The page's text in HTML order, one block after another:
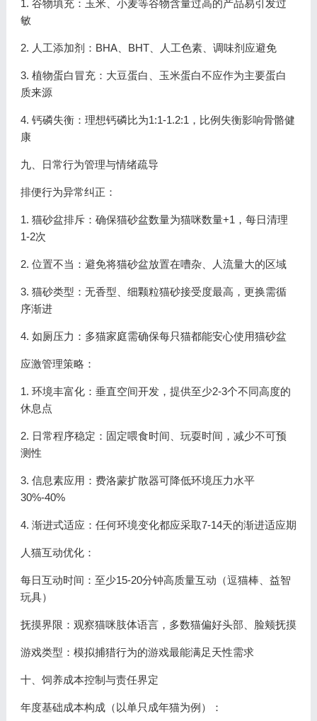
1. 谷物填充：玉米、小麦等谷物含量过高的产品易引发过
敏
2. 人工添加剂：BHA、BHT、人工色素、调味剂应避免
3. 植物蛋白冒充：大豆蛋白、玉米蛋白不应作为主要蛋白
质来源
4. 钙磷失衡：理想钙磷比为1:1-1.2:1，比例失衡影响骨骼健
康
九、日常行为管理与情绪疏导
排便行为异常纠正：
1. 猫砂盆排斥：确保猫砂盆数量为猫咪数量+1，每日清理
1-2次
2. 位置不当：避免将猫砂盆放置在嘈杂、人流量大的区域
3. 猫砂类型：无香型、细颗粒猫砂接受度最高，更换需循
序渐进
4. 如厕压力：多猫家庭需确保每只猫都能安心使用猫砂盆
应激管理策略：
1. 环境丰富化：垂直空间开发，提供至少2-3个不同高度的
休息点
2. 日常程序稳定：固定喂食时间、玩耍时间，减少不可预
测性
3. 信息素应用：费洛蒙扩散器可降低环境压力水平
30%-40%
4. 渐进式适应：任何环境变化都应采取7-14天的渐进适应期
人猫互动优化：
每日互动时间：至少15-20分钟高质量互动（逗猫棒、益智
玩具）
抚摸界限：观察猫咪肢体语言，多数猫偏好头部、脸颊抚摸
游戏类型：模拟捕猎行为的游戏最能满足天性需求
十、饲养成本控制与责任界定
年度基础成本构成（以单只成年猫为例）：